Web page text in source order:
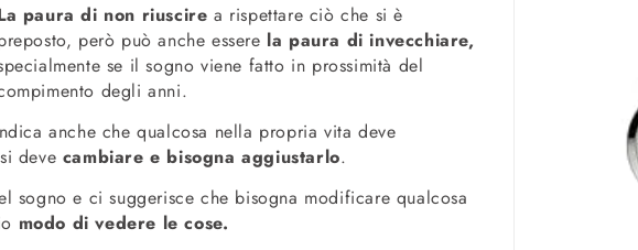
paura di non riuscire a rispettare ciò che si è
però può anche essere la paura di invecchiare,
se il sogno viene fatto in prossimità del
degli anni.
anche che qualcosa nella propria vita deve
deve cambiare e bisogna aggiustarlo.
sogno e ci suggerisce che bisogna modificare qualcosa
modo di vedere le cose.